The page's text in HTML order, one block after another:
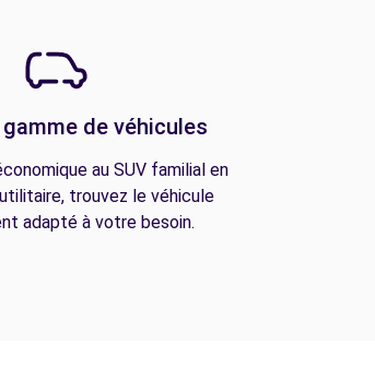
de véhicules
au SUV familial en
trouvez le véhicule
adapté à votre besoin.